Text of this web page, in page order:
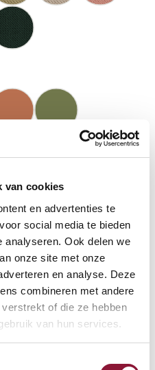
van cookies
en advertenties te
social media te bieden
analyseren. Ook delen we
onze site met onze
en analyse. Deze
combineren met andere
of die ze hebben
van hun services.